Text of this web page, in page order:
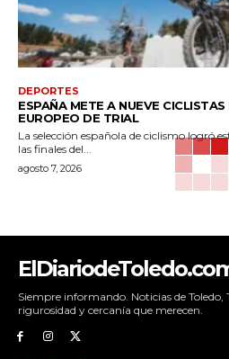
DEPORTES
ESPAÑA METE A NUEVE
EUROPEO DE TRIAL
La selección española de ciclismo logró
las finales del...
agosto 7, 2026
Siempre informando. Noticias de
rigurosidad y cercanía que merecen.